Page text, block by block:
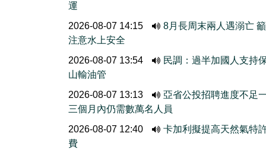
運
2026-08-07 14:15
8月長周末兩人遇溺亡
注意水上安全
2026-08-07 13:54
民調：過半加國人支持
山輸油管
2026-08-07 13:13
亞省公投招聘進度不
三個月內仍需數萬名人員
2026-08-07 12:40
卡加利擬提高天然氣特
費